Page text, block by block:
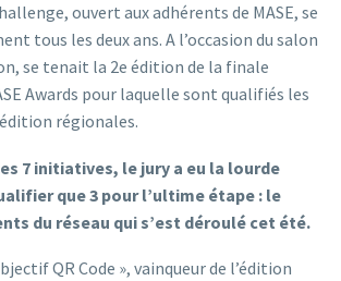
ouvert aux adhérents de MASE, se
tous les deux ans. A l’occasion du salon
se tenait la 2e édition de la finale
Awards pour laquelle sont qualifiés les
régionales.
7 initiatives, le jury a eu la lourde
que 3 pour l’ultime étape : le
du réseau qui s’est déroulé cet été.
QR Code », vainqueur de l’édition